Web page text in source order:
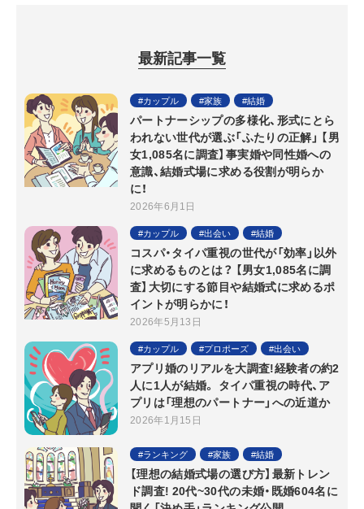
最新記事一覧
カップル 家族 結婚
パートナーシップの多様化、形式にとら
われない世代が選ぶ「ふたりの正解」 【男
女1,085名に調査】事実婚や同性婚への
意識、結婚式場に求める役割が明らか
に！
2026年6月1日
カップル 出会い 結婚
コスパ・タイパ重視の世代が「効率」以外
に求めるものとは？ 【男女1,085名に調
査】大切にする節目や結婚式に求めるポ
イントが明らかに！
2026年5月13日
カップル プロポーズ 出会い
アプリ婚のリアルを大調査!経験者の約2
人に1人が結婚。 タイパ重視の時代、ア
プリは「理想のパートナー」への近道か
2026年1月15日
ランキング 家族 結婚
【理想の結婚式場の選び方】最新トレン
ド調査! 20代~30代の未婚・既婚604名に